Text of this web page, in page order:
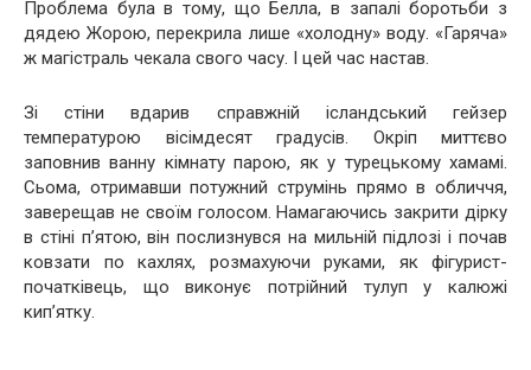
Проблема була в тому, що Белла, в запалі боротьби з
дядею Жорою, перекрила лише «холодну» воду. «Гаряча»
ж магістраль чекала свого часу. І цей час настав.
Зі стіни вдарив справжній ісландський гейзер
температурою вісімдесят градусів. Окріп миттєво
заповнив ванну кімнату парою, як у турецькому хамамі.
Сьома, отримавши потужний струмінь прямо в обличчя,
заверещав не своїм голосом. Намагаючись закрити дірку
в стіні п’ятою, він послизнувся на мильній підлозі і почав
ковзати по кахлях, розмахуючи руками, як фігурист-
початківець, що виконує потрійний тулуп у калюжі
кип’ятку.